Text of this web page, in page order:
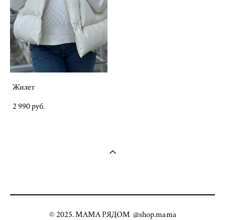
Жилет
2 990 pуб.
© 2025. МАМА РЯДОМ @shop.mama